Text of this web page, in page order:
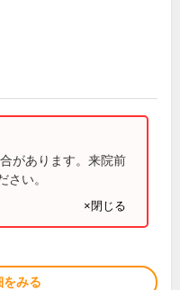
があります。来院前
さい。
×閉じる
をみる